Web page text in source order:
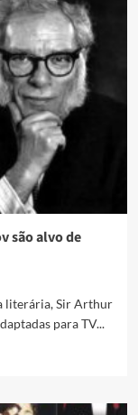
são alvo de
literária, Sir Arthur
para TV...